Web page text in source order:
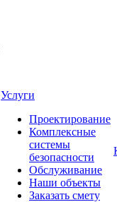
Услуги
Проектирование
Комплексные
системы
безопасности
Обслуживание
Наши объекты
Заказать смету